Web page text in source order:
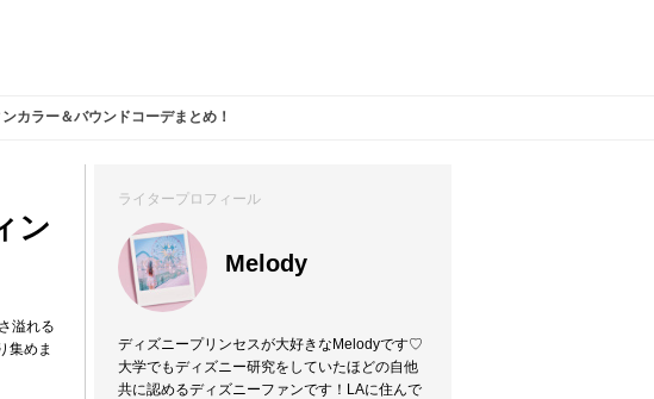
カラー＆バウンドコーデまとめ！
ン
溢れる
集めま
ライタープロフィール
Melody
ディズニープリンセスが大好きなMelodyです♡
大学でもディズニー研究をしていたほどの自他
共に認めるディズニーファンです！LAに住んで